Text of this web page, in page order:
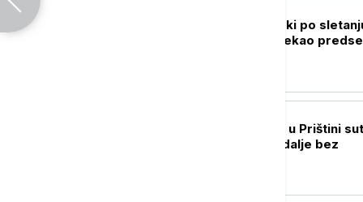
Oglasio se Zelenski po
Beograd: Ovo je rekao
Nastavak sednice u Prištini
Rok ističe, Kurti i dalje bez